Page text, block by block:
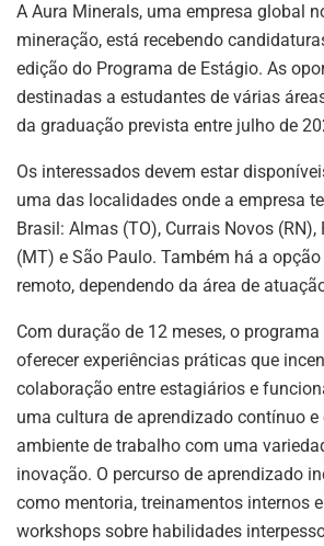
at
s
A
p
p
k
e
dI
n
c
e
b
o
o
k
e
gr
a
m
ai
l
A Aura Minerals, uma empresa global
mineração, está recebendo
edição do Programa de Estágio. As
destinadas a estudantes de várias
da graduação prevista entre julho de
Os interessados devem estar
uma das localidades onde a empresa
Brasil: Almas (TO), Currais Novos (RN),
(MT) e São Paulo. Também há a
remoto, dependendo da área de
Com duração de 12 meses, o
oferecer experiências práticas que
colaboração entre estagiários e
uma cultura de aprendizado contínuo e
ambiente de trabalho com uma
inovação. O percurso de aprendizado
como mentoria, treinamentos internos
workshops sobre habilidades